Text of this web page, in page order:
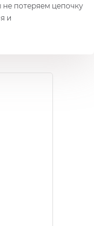
потеряем цепочку
и